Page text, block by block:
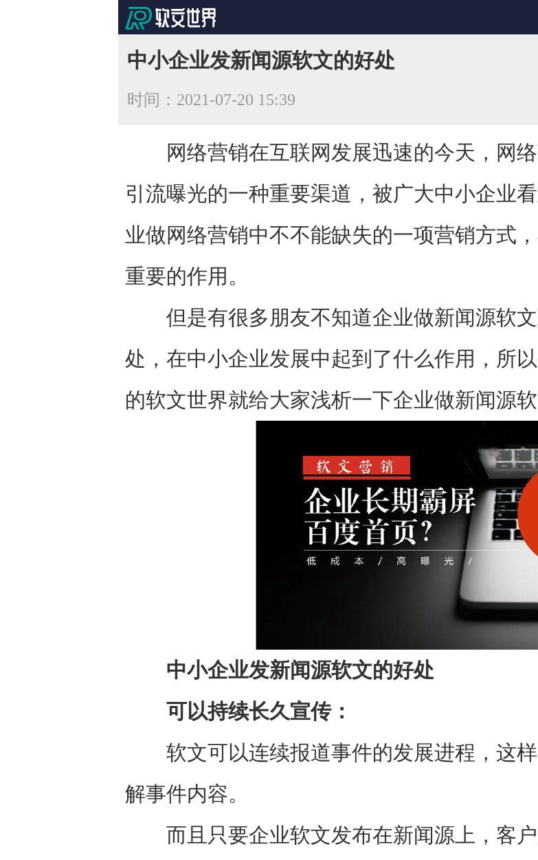
中小企业发新闻源软文的好处
时间： 2021-07-20 15:39
网络营销在互联网发展迅速的今天，网络
引流曝光的一种重要渠道，被广大中小企业
业做网络营销中不不能缺失的一项营销方式
重要的作用。
但是有很多朋友不知道企业做新闻源软文
处，在中小企业发展中起到了什么作用，所
的软文世界就给大家浅析一下企业做新闻源
中小企业发新闻源软文的好处
可以持续长久宣传：
软文可以连续报道事件的发展进程，这样
解事件内容。
而且只要企业软文发布在新闻源上，客户